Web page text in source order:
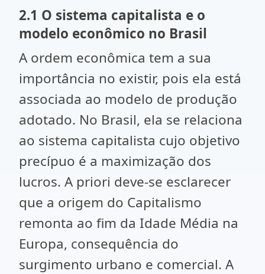
2.1 O sistema capitalista e o
modelo econômico no Brasil
A ordem econômica tem a sua
importância no existir, pois ela está
associada ao modelo de produção
adotado. No Brasil, ela se relaciona
ao sistema capitalista cujo objetivo
precípuo é a maximização dos
lucros. A priori deve-se esclarecer
que a origem do Capitalismo
remonta ao fim da Idade Média na
Europa, consequência do
surgimento urbano e comercial. A